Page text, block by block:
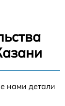
нами детали